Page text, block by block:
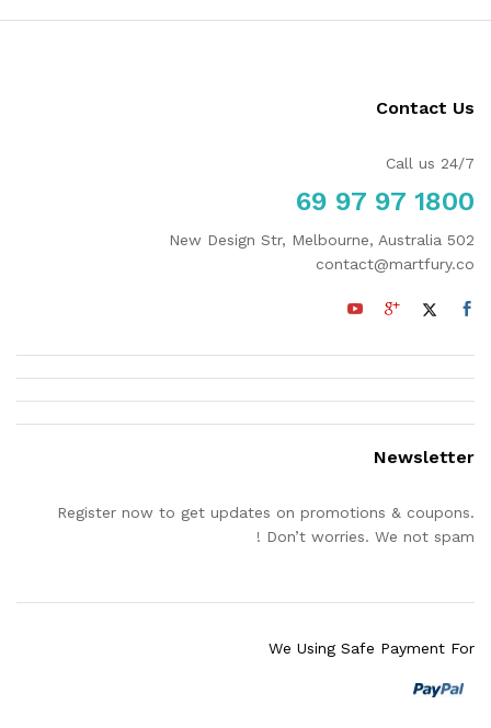
Contact Us
Call us 24/7
1800 97 97 69
502 New Design Str, Melbourne, Australia
contact@martfury.co
Newsletter
Register now to get updates on promotions & coupons.
Don’t worries. We not spam !
We Using Safe Payment For